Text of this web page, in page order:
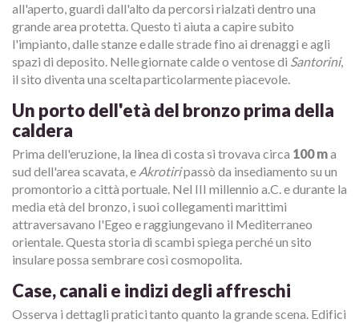
all'aperto, guardi dall'alto da percorsi rialzati dentro una
grande area protetta. Questo ti aiuta a capire subito
l'impianto, dalle stanze e dalle strade fino ai drenaggi e agli
spazi di deposito. Nelle giornate calde o ventose di Santorini,
il sito diventa una scelta particolarmente piacevole.
Un porto dell'età del bronzo prima della
caldera
Prima dell'eruzione, la linea di costa si trovava circa 100 ma
sud dell'area scavata, e Akrotiripassò da insediamento su un
promontorio a città portuale. Nel III millennio a.C. e durante la
media età del bronzo, i suoi collegamenti marittimi
attraversavano l'Egeo e raggiungevano il Mediterraneo
orientale. Questa storia di scambi spiega perché un sito
insulare possa sembrare così cosmopolita.
Case, canali e indizi degli affreschi
Osserva i dettagli pratici tanto quanto la grande scena. Edifici